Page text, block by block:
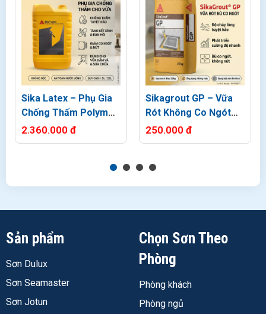
Tỉ lệ pha trộn
Bột (A) : Lỏng (B) = 3 : 1 (theo
khối lượng)
Độ phủ lý thuyết
1,2 – 1,5 kg/m²/lớp (2 lớp:
khoảng 2,4 – 3,0 kg/m²)
Sika Latex – Phụ Gia
Chống Thấm Polymer
Cho Vữa Xi Măng & Bê
Tông
2.360.000 đ
Sikagrout GP – Vữa
Rót Không Co Ngót
Gốc Xi Măng
250.000 đ
Sản phẩm
Sơn Dulux
Sơn Seamaster
Sơn Jotun
Chọn Sơn Theo
Phòng
Phòng khách
Phòng ngủ